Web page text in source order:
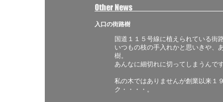
入口の街路樹
国道１１５号線に植えられている街
いつもの枝の手入れかと思いきや、
樹。
あんなに細切れに切ってしまうんで
私の木ではありませんが創業以来１
ク・・・・。